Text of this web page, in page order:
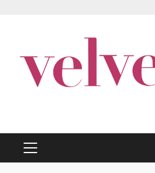
PRIMARY
MENU